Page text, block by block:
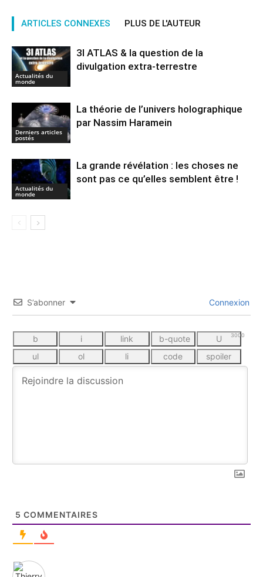
ARTICLES CONNEXES PLUS DE L'AUTEUR
Actualités du
monde
3I ATLAS & la question de la
divulgation extra-terrestre
Derniers articles
postés
La théorie de l’univers holographique
par Nassim Haramein
Actualités du
monde
La grande révélation : les choses ne
sont pas ce qu’elles semblent être !
S’abonner Connexion
3000
5 COMMENTAIRES